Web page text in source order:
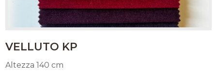
VELLUTO KP
Altezza 140 cm